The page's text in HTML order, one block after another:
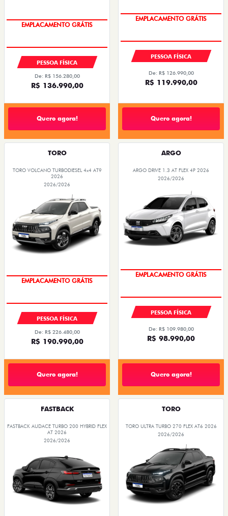
OPORTUNIDADE
PESSOA FÍSICA
De: R$ 156.280,00
R$ 136.990,00
Quero agora!
OPORTUNIDADE
PESSOA FÍSICA
De: R$ 126.990,00
R$ 119.990,00
Quero agora!
TORO
TORO VOLCANO TURBODIESEL 4x4 AT9
2026
2026/2026
OPORTUNIDADE
PESSOA FÍSICA
De: R$ 226.480,00
R$ 190.990,00
Quero agora!
ARGO
ARGO DRIVE 1.3 AT FLEX 4P 2026
2026/2026
OPORTUNIDADE
PESSOA FÍSICA
De: R$ 109.980,00
R$ 98.990,00
Quero agora!
FASTBACK
FASTBACK AUDACE TURBO 200 HYBRID FLEX
AT 2026
2026/2026
TORO
TORO ULTRA TURBO 270 FLEX AT6 2026
2026/2026